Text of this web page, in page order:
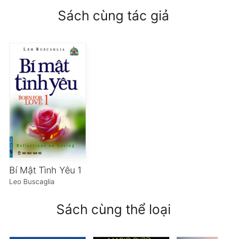
Sách cùng tác giả
Bí Mật Tình Yêu 1
Leo Buscaglia
Sách cùng thể loại